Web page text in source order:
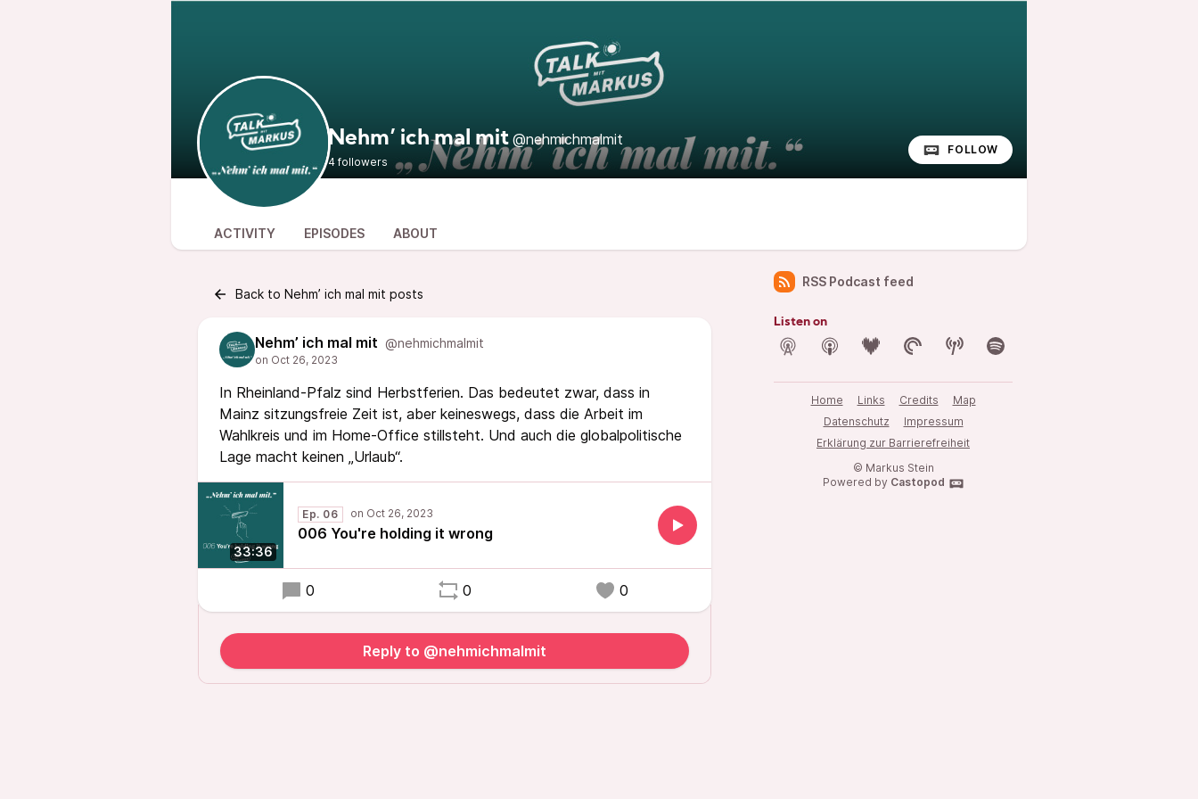
Nehm’ ich mal mit @nehmichmalmit
4 followers
FOLLOW
ACTIVITY EPISODES ABOUT
Back to Nehm’ ich mal mit posts
Nehm’ ich mal mit @nehmichmalmit
In Rheinland-Pfalz sind Herbstferien. Das bedeutet zwar, dass in
Mainz sitzungsfreie Zeit ist, aber keineswegs, dass die Arbeit im
Wahlkreis und im Home-Office stillsteht. Und auch die globalpolitische
Lage macht keinen „Urlaub“.
33:36
Ep. 06
006 You're holding it wrong
0 0 0
Reply to @nehmichmalmit
RSS Podcast feed
Listen on
Home Links Credits
Map
Datenschutz
Impressum
Erklärung zur Barrierefreiheit
© Markus Stein
Powered by Castopod